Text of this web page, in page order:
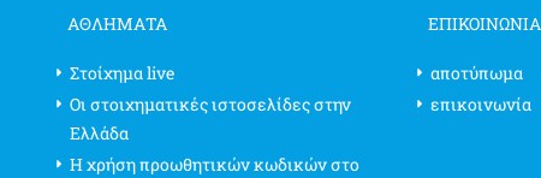
ΑΘΛΗΜΑΤΑ
Στοίχημα live
Οι στοιχηματικές ιστοσελίδες στην
Ελλάδα
Η χρήση προωθητικών κωδικών στο
ΕΠΙΚΟΙΝΩΝΊΑ
αποτύπωμα
επικοινωνία